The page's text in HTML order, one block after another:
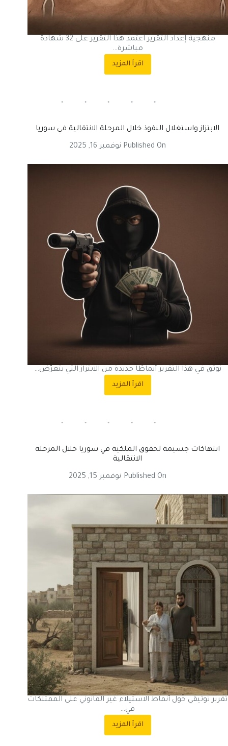
منهجية إعداد التقرير اعتمد هذا التقرير على 32 شهادة
مباشرة…
اقرأ المزيد
اعتقالات
خارج
خلال
المرحلة
الانتقالية
الابتزاز واستغلال النفوذ خلال المرحلة الانتقالية في سوريا
Published On نوفمبر 16, 2025
نوثّق في هذا التقرير أنماطًا جديدة من الابتزاز التي يتعرّض…
اقرأ المزيد
الابتزاز
واستغلال
المرحلة
سوريا
انتهاكات جسيمة لحقوق الملكية في سوريا خلال المرحلة
الانتقالية
Published On نوفمبر 15, 2025
تقرير توثيقي حول أنماط الاستيلاء غير القانوني على الممتلكات
في…
اقرأ المزيد
انتهاكات
جسيمة